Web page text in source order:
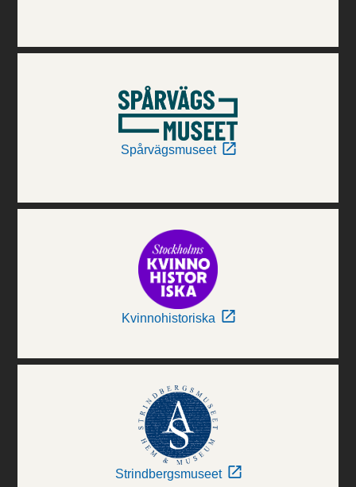
Spårvägsmuseet
Kvinnohistoriska
Strindbergsmuseet